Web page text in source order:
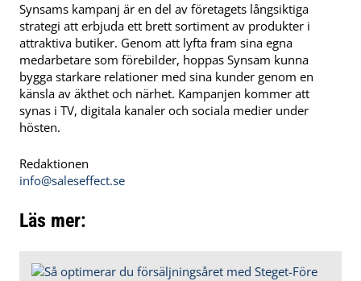
Synsams kampanj är en del av företagets långsiktiga
strategi att erbjuda ett brett sortiment av produkter i
attraktiva butiker. Genom att lyfta fram sina egna
medarbetare som förebilder, hoppas Synsam kunna
bygga starkare relationer med sina kunder genom en
känsla av äkthet och närhet. Kampanjen kommer att
synas i TV, digitala kanaler och sociala medier under
hösten.
Redaktionen
info@saleseffect.se
Läs mer: